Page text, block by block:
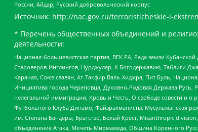
России, Айдар, Русский добровольческий корпус
Источник: http://nac.gov.ru/terroristicheskie-i-
* Перечень общественных объединений и
деятельности:
Национал-большевистская партия, ВЕК РА, Рада земли
Староверов-Инглингов, Нурджулар, К Богодержавию, Таблиги
Карачая, Союз славян, Ат-Такфир Валь-Хиджра, Пит Буль,
Инициатива города Череповца, Духовно-Родовая Держава Русь,
нелегальной иммиграции, Кровь и Честь, О свободе совести и о
Футбольного Клуба Динамо, Файзрахманисты, Мусульманская
им. Степана Бандеры, Братство, Белый Крест, Misanthropic
объединение Атака, Мечеть Мирмамеда, Община Коренного